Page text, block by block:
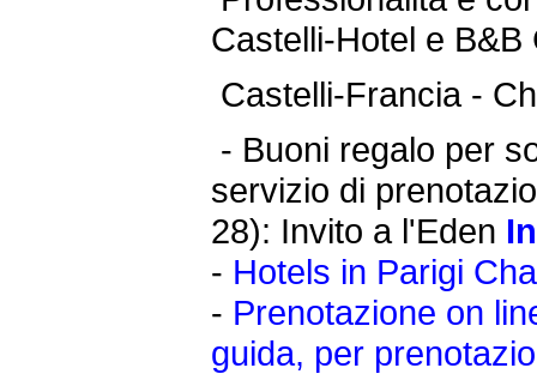
Castelli-Hotel e
Castelli-Francia -
- Buoni regalo per
servizio di
28): Invito a l'Eden
- Hotels in Parigi
- Prenotazione on
guida, per